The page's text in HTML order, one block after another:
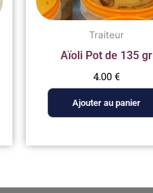
Traiteur
Aïoli Pot de 135 gr
4.00 €
Ajouter au panier